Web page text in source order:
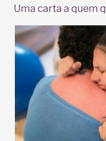
EM
Uma carta a quem